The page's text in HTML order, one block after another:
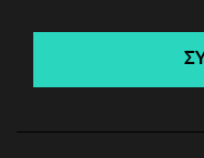
Filters